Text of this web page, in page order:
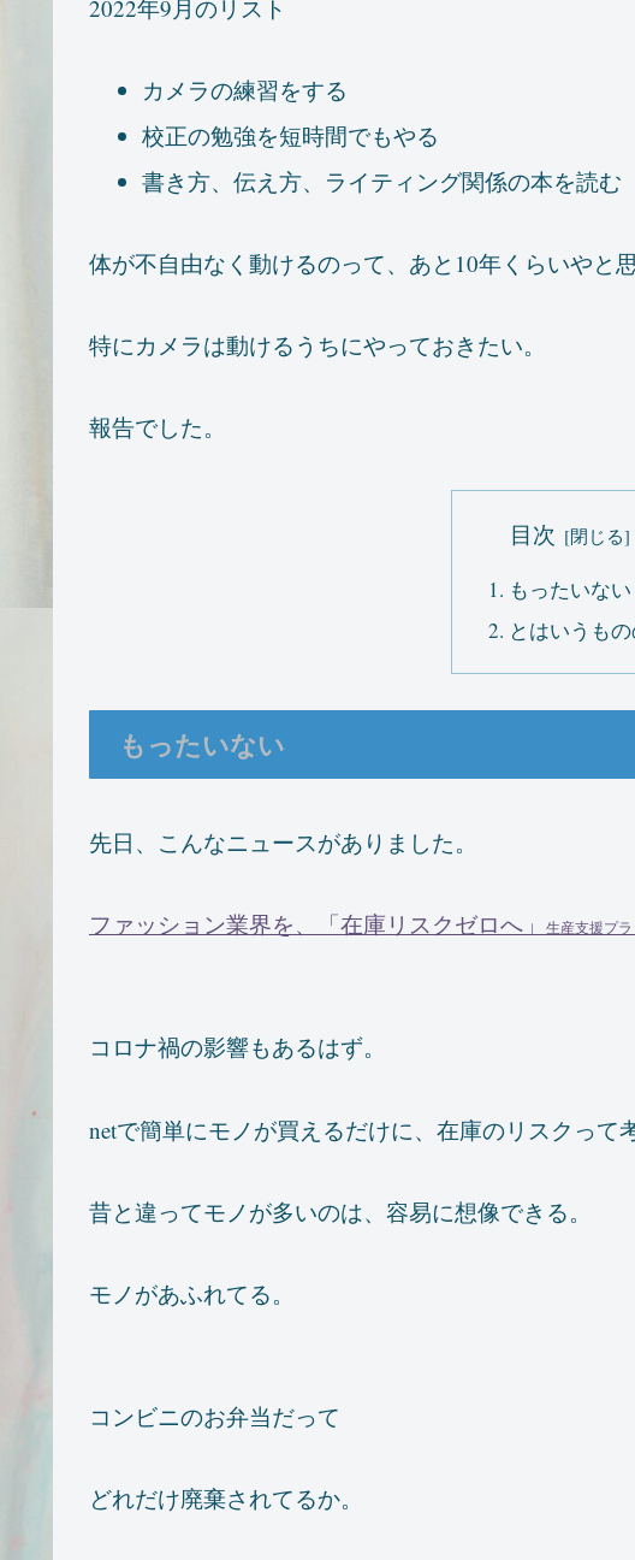
2022年9月のリスト
カメラの練習をする
校正の勉強を短時間でもやる
書き方、伝え方、ライティング関係の本を読む
体が不自由なく動けるのって、あと10年くらいやと思
特にカメラは動けるうちにやっておきたい。
報告でした。
目次
もったいない
とはいうも
もったいない
先日、こんなニュースがありました。
ファッション業界を、「在庫リスクゼロへ」 生産支援プ
コロナ禍の影響もあるはず。
netで簡単にモノが買えるだけに、在庫のリスクって
昔と違ってモノが多いのは、容易に想像できる。
モノがあふれてる。
コンビニのお弁当だって
どれだけ廃棄されてるか。